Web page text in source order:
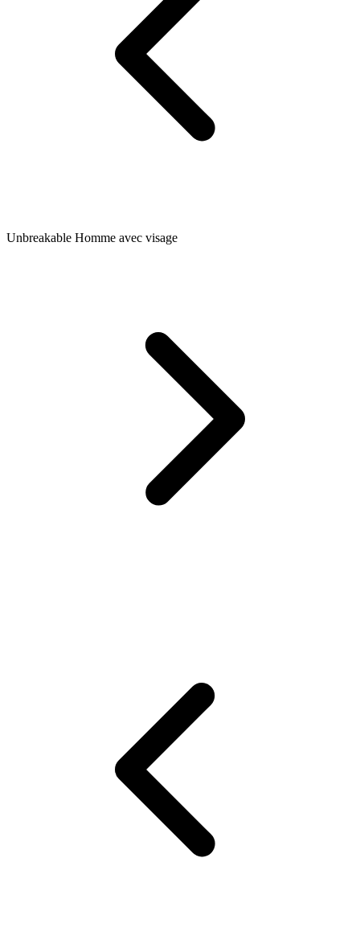
Unbreakable Homme avec visage